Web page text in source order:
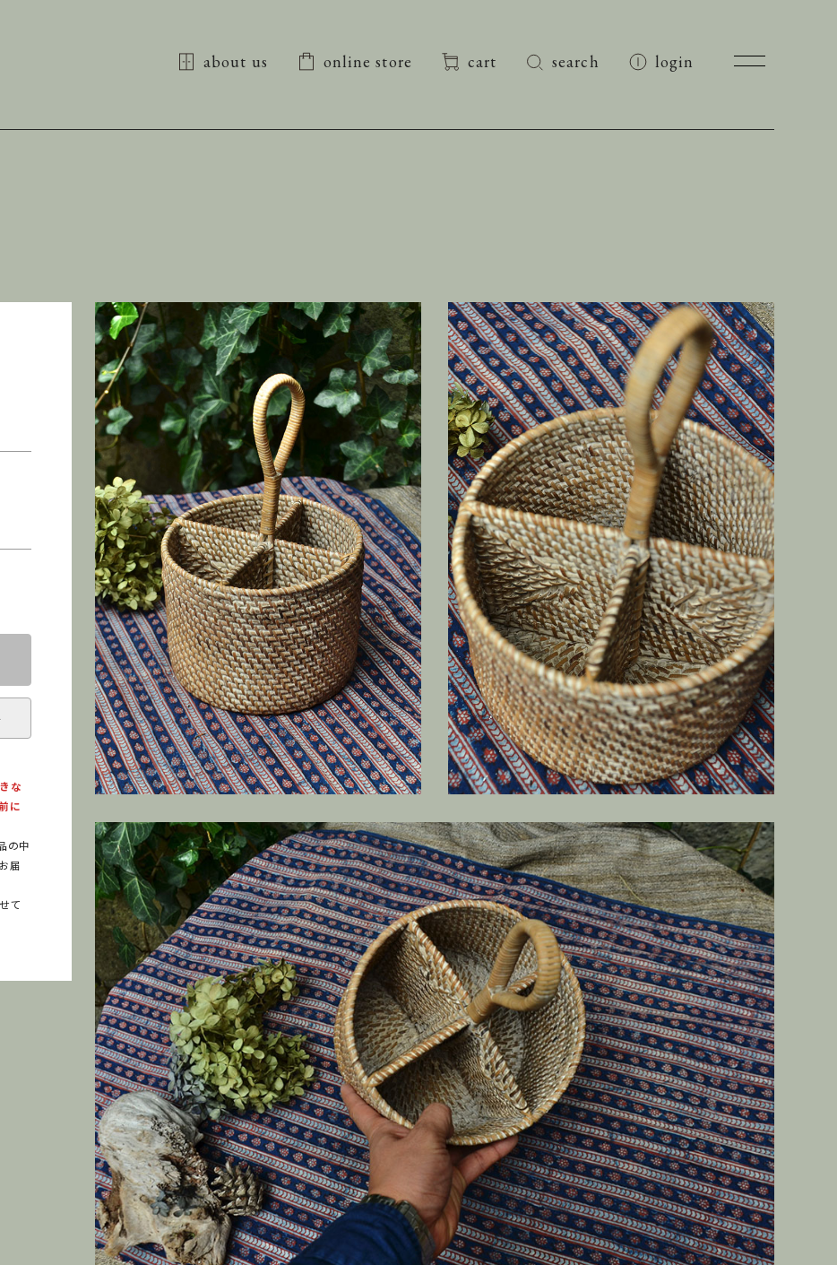
about us online store cart search login
な
に
の中
届
て